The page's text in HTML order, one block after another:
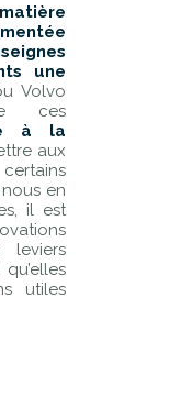
une
Volvo
ces
à la
aux
en
il est
leviers
utiles